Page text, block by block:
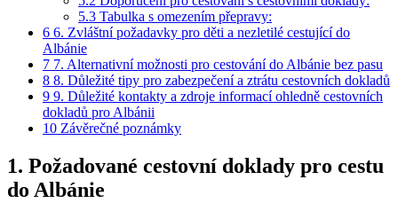
5.3 Tabulka s omezením přepravy:
6 6. Zvláštní požadavky pro děti a nezletilé cestující⁢ do
Albánie
7 7. Alternativní možnosti pro cestování do Albánie bez pasu
8 8. Důležité tipy pro zabezpečení a ztrátu cestovních dokladů
9 9. Důležité kontakty a zdroje informací ohledně cestovních
dokladů pro Albánii
10 Závěrečné poznámky
1. Požadované cestovní doklady‌ pro cestu
do Albánie